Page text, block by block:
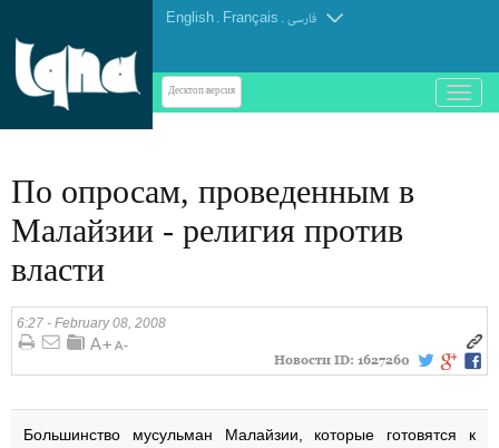
English . Français . فارسی
Десктоп-версия
باز
و
По опросам, проведенным в
Малайзии - религия против
власти
6:27 - February 08, 2008
Новости ID: 1627260
Большинство мусульман Малайзии, которые готовятся к